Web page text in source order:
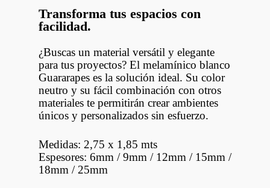
Transforma tus espacios con
facilidad.
¿Buscas un material versátil y elegante
para tus proyectos? El melamínico blanco
Guararapes es la solución ideal. Su color
neutro y su fácil combinación con otros
materiales te permitirán crear ambientes
únicos y personalizados sin esfuerzo.
Medidas: 2,75 x 1,85 mts
Espesores: 6mm / 9mm / 12mm / 15mm /
18mm / 25mm